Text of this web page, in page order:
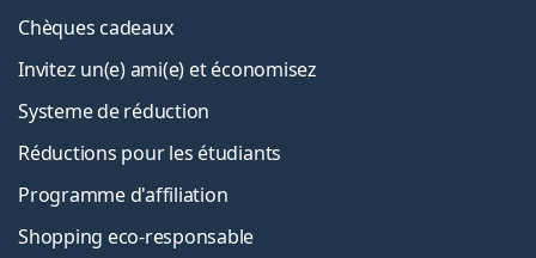
Chèques cadeaux
Invitez un(e) ami(e) et économisez
Systeme de réduction
Réductions pour les étudiants
Programme d'affiliation
Shopping eco-responsable